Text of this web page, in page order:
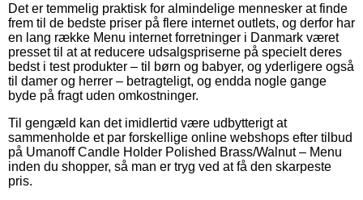
Det er temmelig praktisk for almindelige mennesker at finde
frem til de bedste priser på flere internet outlets, og derfor har
en lang række Menu internet forretninger i Danmark været
presset til at at reducere udsalgspriserne på specielt deres
bedst i test produkter – til børn og babyer, og yderligere også
til damer og herrer – betragteligt, og endda nogle gange
byde på fragt uden omkostninger.
Til gengæld kan det imidlertid være udbytterigt at
sammenholde et par forskellige online webshops efter tilbud
på Umanoff Candle Holder Polished Brass/Walnut – Menu
inden du shopper, så man er tryg ved at få den skarpeste
pris.